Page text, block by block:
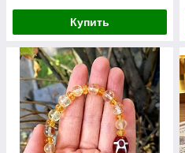
Купить